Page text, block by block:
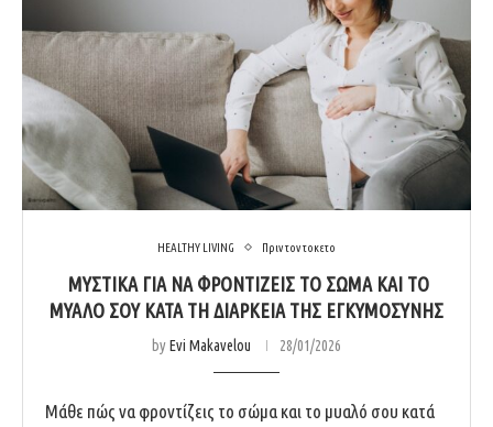
HEALTHY LIVING Πριν τον τοκετο
ΜΥΣΤΙΚΆ ΓΙΑ ΝΑ ΦΡΟΝΤΊΖΕΙΣ ΤΟ ΣΏΜΑ ΚΑΙ ΤΟ
ΜΥΑΛΌ ΣΟΥ ΚΑΤΆ ΤΗ ΔΙΆΡΚΕΙΑ ΤΗΣ ΕΓΚΥΜΟΣΎΝΗΣ
byEvi Makavelou 28/01/2026
Μάθε πώς να φροντίζεις το σώμα και το μυαλό σου κατά